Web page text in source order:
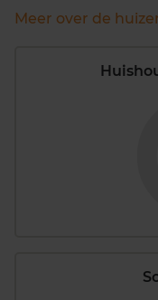
Meer over de